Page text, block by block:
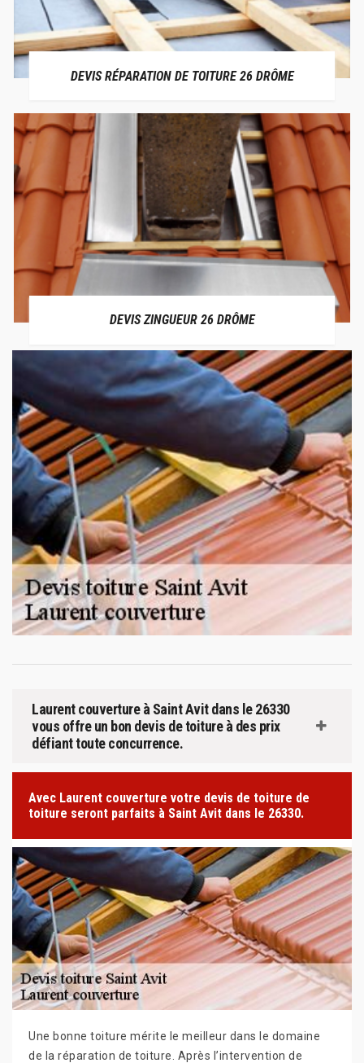
DEVIS RÉPARATION DE TOITURE 26 DRÔME
DEVIS ZINGUEUR 26 DRÔME
Laurent couverture à Saint Avit dans le 26330
vous offre un bon devis de toiture à des prix
défiant toute concurrence.
Avec Laurent couverture votre devis de toiture de
toiture seront parfaits à Saint Avit dans le 26330.
Une bonne toiture mérite le meilleur dans le domaine
de la réparation de toiture. Après l’intervention de